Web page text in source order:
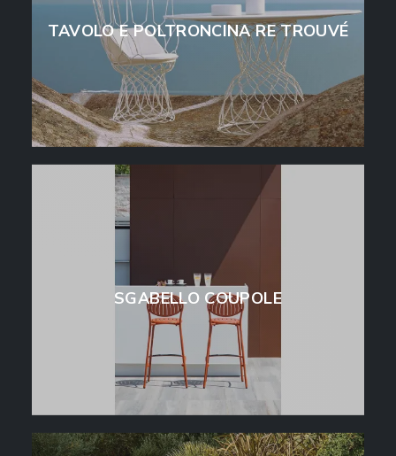
TAVOLO E POLTRONCINA RE TROUVÉ
SGABELLO COUPOLE